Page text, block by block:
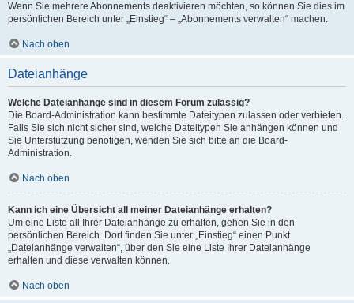
Wenn Sie mehrere Abonnements deaktivieren möchten, so können Sie dies im
persönlichen Bereich unter „Einstieg“ – „Abonnements verwalten“ machen.
Nach oben
Dateianhänge
Welche Dateianhänge sind in diesem Forum zulässig?
Die Board-Administration kann bestimmte Dateitypen zulassen oder verbieten.
Falls Sie sich nicht sicher sind, welche Dateitypen Sie anhängen können und
Sie Unterstützung benötigen, wenden Sie sich bitte an die Board-
Administration.
Nach oben
Kann ich eine Übersicht all meiner Dateianhänge erhalten?
Um eine Liste all Ihrer Dateianhänge zu erhalten, gehen Sie in den
persönlichen Bereich. Dort finden Sie unter „Einstieg“ einen Punkt
„Dateianhänge verwalten“, über den Sie eine Liste Ihrer Dateianhänge
erhalten und diese verwalten können.
Nach oben